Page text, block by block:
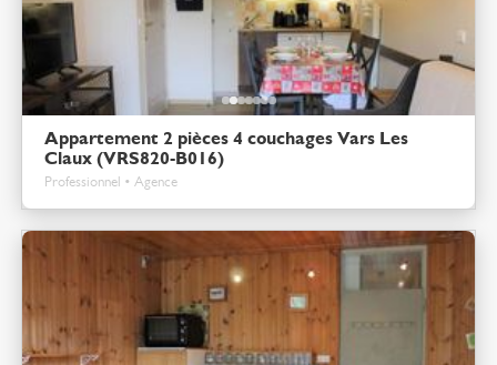
Appartement 2 pièces 4 couchages Vars Les
Claux (VRS820-B016)
Professionnel • Agence